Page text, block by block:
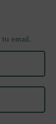
tu email.